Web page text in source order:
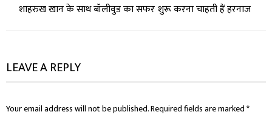
शाहरुख खान के साथ बॉलीवुड का सफर शुरू करना चाहती हैं हरनाज
LEAVE A REPLY
Your email address will not be published.Required fields are marked*